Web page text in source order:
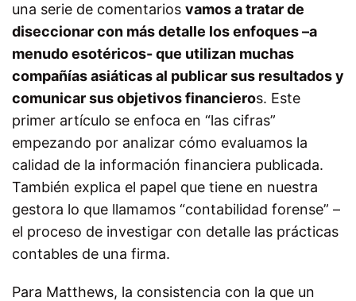
una serie de comentarios vamos a tratar de
diseccionar con más detalle los enfoques –a
menudo esotéricos- que utilizan muchas
compañías asiáticas al publicar sus resultados y
comunicar sus objetivos financieros. Este
primer artículo se enfoca en “las cifras”
empezando por analizar cómo evaluamos la
calidad de la información financiera publicada.
También explica el papel que tiene en nuestra
gestora lo que llamamos “contabilidad forense” –
el proceso de investigar con detalle las prácticas
contables de una firma.
Para Matthews, la consistencia con la que un